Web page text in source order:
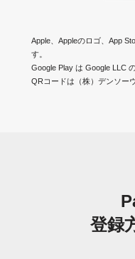
Apple、Appleのロゴ、App
す。
Google Play は Google LLC
QRコードは（株）デンソー
登録